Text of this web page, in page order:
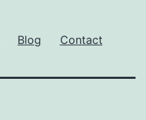
Blog Contact